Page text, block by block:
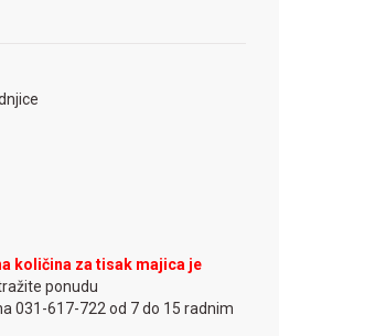
količina za tisak majica je
ponudu
031-617-722 od 7 do 15 radnim